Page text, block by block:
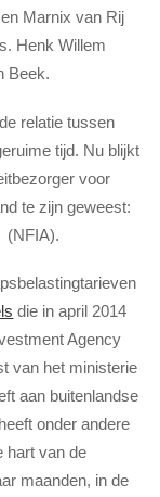
Marnix van Rij
Henk Willem
Beek.
relatie tussen
tijd. Nu blijkt
voor
te zijn geweest:
(NFIA).
die in april 2014
Agency
van het ministerie
aan buitenlandse
onder andere
hart van de
maanden, in de